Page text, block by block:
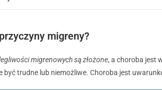
migreny?
migrenowych są złożone, a choroba jest
być trudne lub niemożliwe. Choroba jest